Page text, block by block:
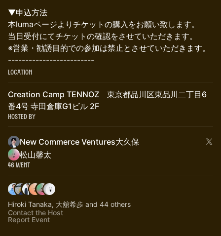
▼申込方法
本lumaページよりチケットの購入をお願い致します。
当日受付にてチケットの確認をさせていただきます。
※営業・勧誘目的での参加は禁止とさせていただきます。
-------------------------
Location
Creation Camp TENNOZ 東京都品川区東品川二丁目6
番4号 寺田倉庫G1ビル 2F
Hosted By
New Commerce Ventures大久保
松山馨太
46 Went
Hiroki Tanaka, 大舘希歩 and 44 others
Contact the Host
Report Event